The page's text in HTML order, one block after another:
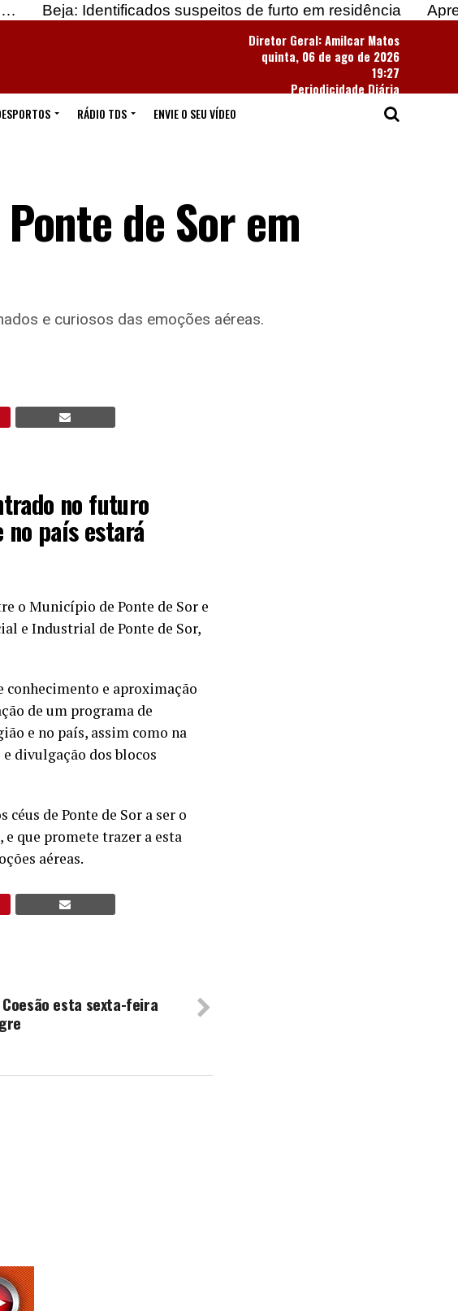
suspeitos de furto em residência
Apreendidas
Diretor Geral: Amilcar Matos
quinta, 06 de ago de 2026
19:27
Periodicidade Diária
RÁDIO TDS ENVIE O SEU VÍDEO
de Sor em
e curiosos das emoções aéreas.
no futuro
no país estará
o Município de Ponte de Sor e
e Industrial de Ponte de Sor,
conhecimento e aproximação
de um programa de
e no país, assim como na
divulgação dos blocos
de Ponte de Sor a ser o
e que promete trazer a esta
aéreas.
esta sexta-feira